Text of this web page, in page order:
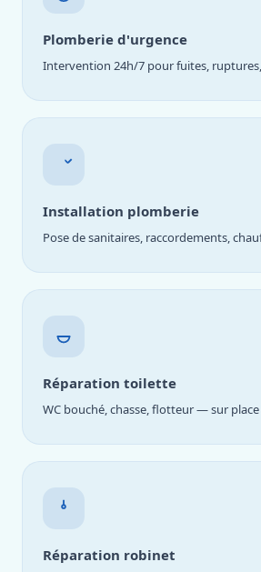
Plomberie d'urgence
Intervention 24h/7 pour fuites,
Installation plomberie
Pose de sanitaires, raccordements,
Réparation toilette
WC bouché, chasse, flotteur — sur place
Réparation robinet